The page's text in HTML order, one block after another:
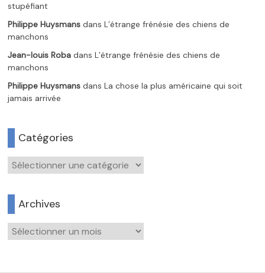
stupéfiant
Philippe Huysmans dansL’étrange frénésie des chiens de
manchons
Jean-louis Roba dansL’étrange frénésie des chiens de
manchons
Philippe Huysmans dansLa chose la plus américaine qui soit
jamais arrivée
Catégories
Catégories
Archives
Archives